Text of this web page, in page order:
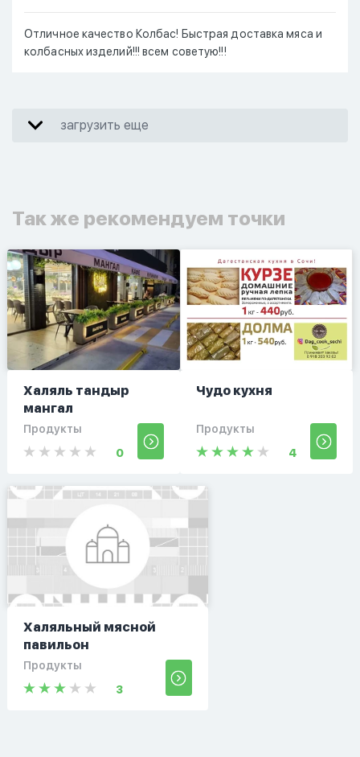
Отличное качество Колбас! Быстрая доставка мяса и
колбасных изделий!!! всем советую!!!
загрузить еще
Так же рекомендуем точки
Халяль тандыр
мангал
Продукты
0
Чудо кухня
Продукты
4
Халяльный мясной
павильон
Продукты
3